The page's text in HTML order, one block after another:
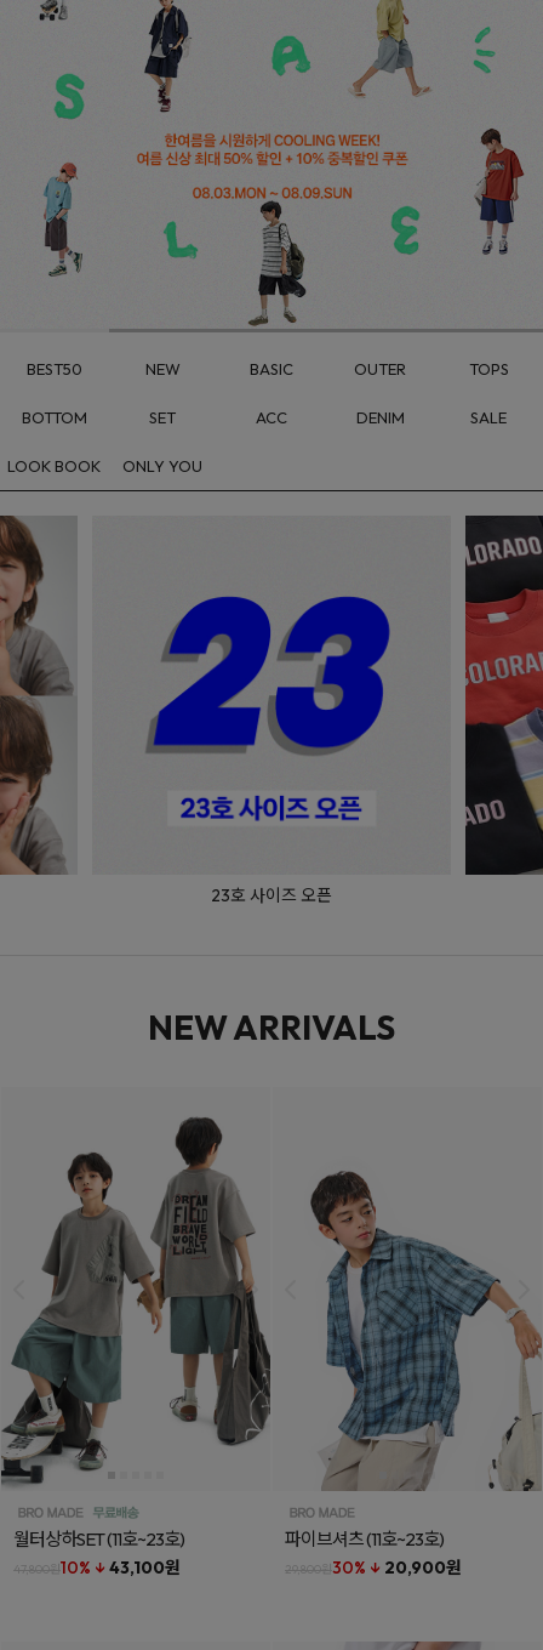
BEST50 NEW BASIC OUTER TOPS
BOTTOM SET ACC DENIM SALE
LOOK BOOK ONLY YOU
매일 입는 베이직
NEW ARRIVALS
월터상하SET(11호~23호)
47,800원10% ↓ 43,100원
파이브셔츠(11호~23호)
29,800원30% ↓ 20,900원